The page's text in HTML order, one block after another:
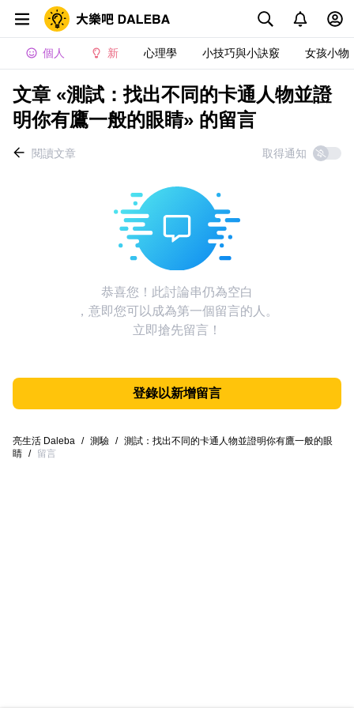
個人 新 心理學 小技巧與小訣竅 女孩小物
文章 «測試：找出不同的卡通人物並證
明你有鷹一般的眼睛» 的留言
閱讀文章 取得通知
恭喜您！此討論串仍為空白
，意即您可以成為第一個留言的人。
立即搶先留言！
登錄以新增留言
亮生活 Daleba / 測驗 / 測試：找出不同的卡通人物並證明你有鷹一般的眼
睛 / 留言